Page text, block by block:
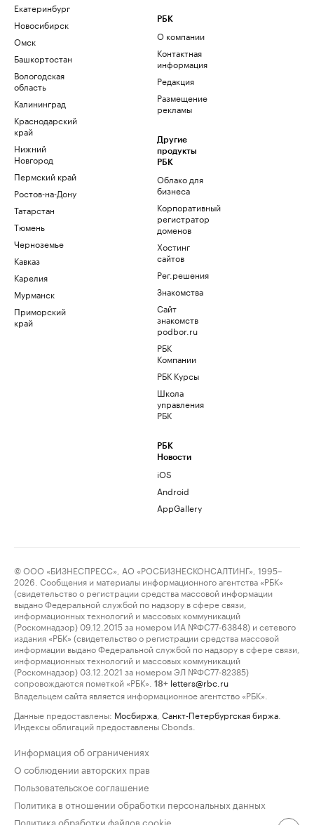
Екатеринбург
Новосибирск
Омск
Башкортостан
Вологодская
область
Калининград
Краснодарский
край
Нижний
Новгород
Пермский край
Ростов-на-Дону
Татарстан
Тюмень
Черноземье
Кавказ
Карелия
Мурманск
Приморский
край
РБК
О компании
Контактная
информация
Редакция
Размещение
рекламы
Другие
продукты
РБК
Облако для
бизнеса
Корпоративный
регистратор
доменов
Хостинг
сайтов
Рег.решения
Знакомства
Сайт
знакомств
podbor.ru
РБК
Компании
РБК Курсы
Школа
управления
РБК
РБК
Новости
iOS
Android
AppGallery
© ООО «БИЗНЕСПРЕСС», АО «РОСБИЗНЕСКОНСАЛТИНГ», 1995–
2026. Сообщения и материалы информационного агентства «РБК»
(свидетельство о регистрации средства массовой информации
выдано Федеральной службой по надзору в сфере связи,
информационных технологий и массовых коммуникаций
(Роскомнадзор) 09.12.2015 за номером ИА №ФС77-63848) и сетевого
издания «РБК» (свидетельство о регистрации средства массовой
информации выдано Федеральной службой по надзору в сфере связи,
информационных технологий и массовых коммуникаций
(Роскомнадзор) 03.12.2021 за номером ЭЛ №ФС77-82385)
сопровождаются пометкой «РБК».
18+ letters@rbc.ru
Владельцем сайта является информационное агентство «РБК».
Данные предоставлены: Мосбиржа Санкт-Петербургская биржа
Индексы облигаций предоставлены Cbonds.
Информация об ограничениях
О соблюдении авторских прав
Пользовательское соглашение
Политика в отношении обработки персональных данных
Политика обработки файлов cookie